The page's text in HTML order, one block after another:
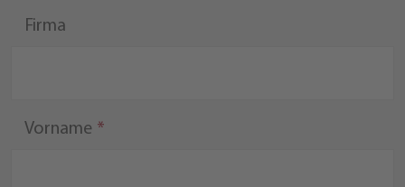
Firma
Vorname